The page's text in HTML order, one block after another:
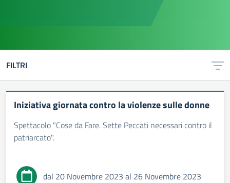
FILTRI
Iniziativa giornata contro la violenze sulle donne
Spettacolo "Cose da Fare. Sette Peccati necessari contro il
patriarcato".
dal 20 Novembre 2023 al 26 Novembre 2023